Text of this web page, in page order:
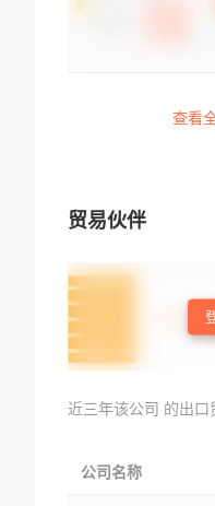
查看
贸易伙伴
近三年该公司 的出口
公司名称